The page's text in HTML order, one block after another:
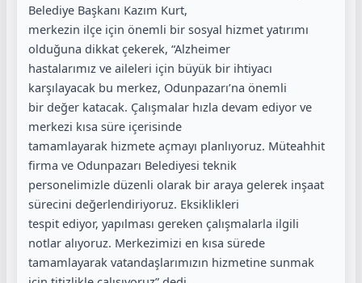
Belediye Başkanı Kazım Kurt,
merkezin ilçe için önemli bir sosyal hizmet yatırımı
olduğuna dikkat çekerek, “Alzheimer
hastalarımız ve aileleri için büyük bir ihtiyacı
karşılayacak bu merkez, Odunpazarı’na önemli
bir değer katacak. Çalışmalar hızla devam ediyor ve
merkezi kısa süre içerisinde
tamamlayarak hizmete açmayı planlıyoruz. Müteahhit
firma ve Odunpazarı Belediyesi teknik
personelimizle düzenli olarak bir araya gelerek inşaat
sürecini değerlendiriyoruz. Eksiklikleri
tespit ediyor, yapılması gereken çalışmalarla ilgili
notlar alıyoruz. Merkezimizi en kısa sürede
tamamlayarak vatandaşlarımızın hizmetine sunmak